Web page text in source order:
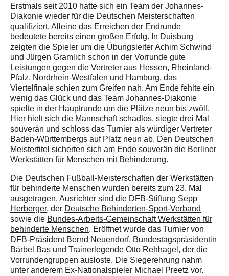
Erstmals seit 2010 hatte sich ein Team der Johannes-
Diakonie wieder für die Deutschen Meisterschaften
qualifiziert. Alleine das Erreichen der Endrunde
bedeutete bereits einen großen Erfolg. In Duisburg
zeigten die Spieler um die Übungsleiter Achim Schwind
und Jürgen Gramlich schon in der Vorrunde gute
Leistungen gegen die Vertreter aus Hessen, Rheinland-
Pfalz, Nordrhein-Westfalen und Hamburg, das
Viertelfinale schien zum Greifen nah. Am Ende fehlte ein
wenig das Glück und das Team Johannes-Diakonie
spielte in der Hauptrunde um die Plätze neun bis zwölf.
Hier hielt sich die Mannschaft schadlos, siegte drei Mal
souverän und schloss das Turnier als würdiger Vertreter
Baden-Württembergs auf Platz neun ab. Den Deutschen
Meistertitel sicherten sich am Ende souverän die Berliner
Werkstätten für Menschen mit Behinderung.
Die Deutschen Fußball-Meisterschaften der Werkstätten
für behinderte Menschen wurden bereits zum 23. Mal
ausgetragen. Ausrichter sind die DFB-Stiftung Sepp
Herberger, der Deutsche Behinderten-Sport-Verband
sowie die Bundes-Arbeits-Gemeinschaft Werkstätten für
behinderte Menschen. Eröffnet wurde das Turnier von
DFB-Präsident Bernd Neuendorf, Bundestagspräsidentin
Bärbel Bas und Trainerlegende Otto Rehhagel, der die
Vorrundengruppen ausloste. Die Siegerehrung nahm
unter anderem Ex-Nationalspieler Michael Preetz vor.